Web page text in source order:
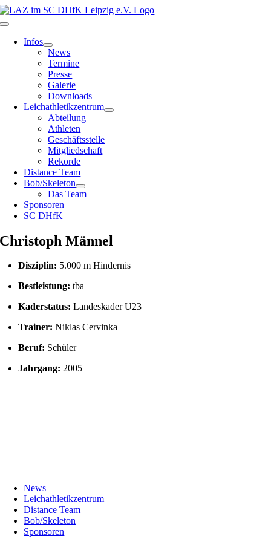
Zum
Inhalt
Toggle
Navigation
Infos
News
Termine
Presse
Galerie
Downloads
Leichathletikzentrum
Abteilung
Athleten
Geschäftsstelle
Mitgliedschaft
Rekorde
Distance Team
Bob/Skeleton
Das Team
Sponsoren
SC DHfK
Christoph Männel
Disziplin: 5.000 m Hindernis
Bestleistung: tba
Kaderstatus:Landeskader U23
Trainer:Niklas Cervinka
Beruf: Schüler
Jahrgang: 2005
News
Leichathletikzentrum
Distance Team
Bob/Skeleton
Sponsoren